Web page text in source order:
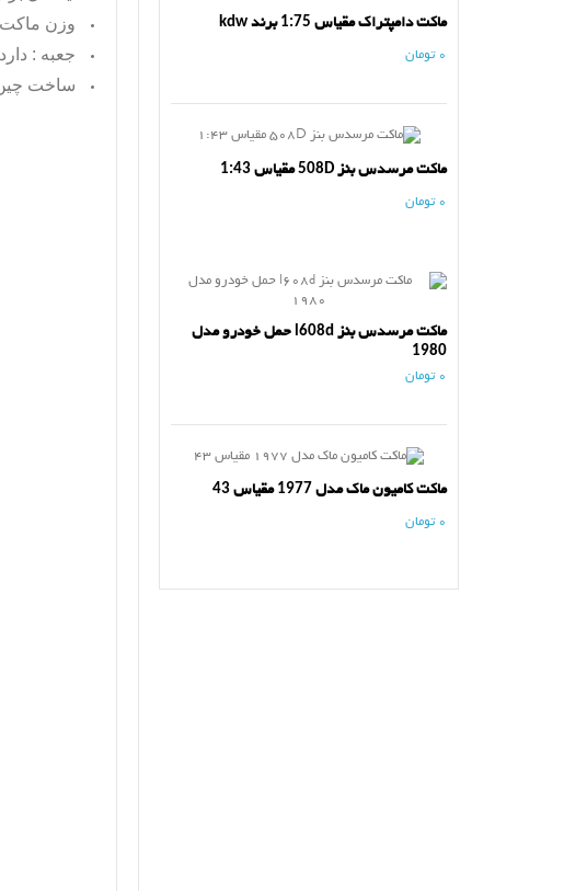
ماکت دامپتراک مقیاس 1:75 برند kdw
0 تومان
ماکت مرسدس بنز 508D مقیاس 1:43
0 تومان
ماکت مرسدس بنز l608d حمل خودرو مدل
1980
0 تومان
ماکت کامیون ماک مدل 1977 مقیاس 43
0 تومان
وزن ماکت به
جعبه : دارد
ساخت چین